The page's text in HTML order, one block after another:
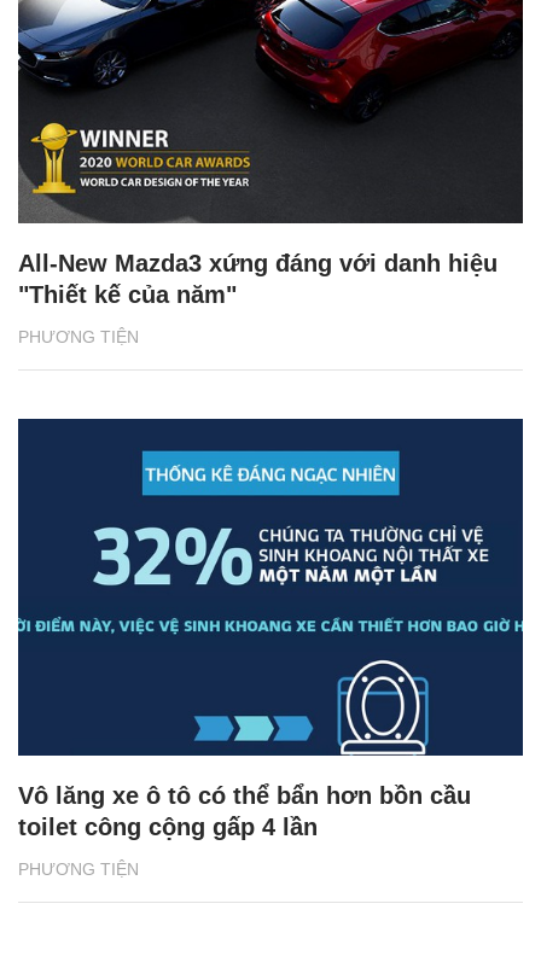
PHƯƠNG TIỆN
All-New Mazda3 xứng đáng với danh hiệu
"Thiết kế của năm"
PHƯƠNG TIỆN
Vô lăng xe ô tô có thể bẩn hơn bồn cầu
toilet công cộng gấp 4 lần